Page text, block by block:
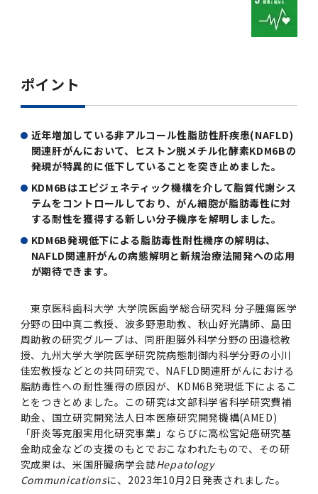
第3回『知と癒しの匠の創造者たち』
（第３期中期目標期間中）年度計画・年度評価
4．指定国立大学法人構想に関する進捗状況に
「複合領域コース｣｢編入学｣及び｢複数学士号｣
「複合領域コース」の履修者に係る「編入学」
及び「複数学士号」に関する実施細目
東京医科歯科大学規則集
その他の情報公開
研究不正の防止
会計監査人候補者の決定について
教育等の情報
動物実験等に関する情報
企業等からの資金提供状況の公表
女性活躍推進法による一般事業主行動計画
次世代育成支援対策推進法による一般事業主行
動計画
女性の活躍推進に向けた取り組み
東京医科歯科大学ダイバーシティ＆インクルー
東京医科歯科大学ダイバーシティ＆インクルー
ジョン推進宣言／基本方針／アクション・プラ
ン
女性活躍推進法による一般事業主行動計画
次世代育成支援対策推進法による一般事業主行
動計画
女性の活躍推進に向けた取り組み
次世代認定マーク「くるみん」を取得しました
（基準適合一般事業主認定）
わくわく保育園（学内保育施設）
研究テーマ検索システム
学生保険制度について
卒業後の進路データ
サークル紹介
大学祭
留学について
入試説明会
キャンパス見学 ※現在は受け付けておりませ
ん
ILA国府台 公開講座等のお知らせ
キャンパス紹介
入学料・授業料の免除・徴収猶予について
お問い合わせ
令和７年度（２０２５年度）総合知と癒しの次
世代フロントランナー育成プログラム（医歯学
（旧TMDU卓越大学院生制度）対象学生（秋入
学対象）の募集について
Call for Applications to Science Tokyo
SPRING（MD）Program for the 2024
Academic Year by Eligible Students
(*Autumn admission)
令和６年度（２０２４年度）総合知と癒しの次
世代フロントランナー育成プログラム（医歯学
系）「Science Tokyo SPRING (医歯学系)」
（旧TMDU卓越大学院生制度）対象学生（秋入
Call for Applications to TMDU-SPRING
Program (formerly the TMDU WISE
Program) for the 2024 Academic Year
令和6年度（2024年度）東京医科歯科大学
「TMDU-SPRING」対象学生の募集について
（※春入学対象）について
Call for Application to TMDU WISE
Exemption&Admission Fee Deferment）
た。
優秀賞募集について
ピアサポーター
証明書関係トップ
教養部在学生
医学部在学生
歯学部在学生
大学院在学生
附属学校在学生
障がいのある学生サポート
障がいのある学生サポートトップ
修学上の支援について
学生相談支援室
障害を理由とする差別の解消の推進に関する対
応要領
バリアフリーマップ
困りごと対策貸出グッズ
文部科学省からのお知らせ
令和７年度（２０２５年度）新入生向けPC購
入推奨仕様書
令和６年度（２０２４年度）東京医科歯科大学
「研究者早期育成コース」採用決定通知書授与
式を行いました。
令和５年度（２０２３年度）東京医科歯科大学
「研究者早期育成コース及び研究者養成コー
ス」採用決定通知書授与式を行いました。
令和４年度（２０２２年度）東京医科歯科大学
「研究者早期育成コース及び研究者養成コー
ス」採用決定通知書授与式を行いました。
学校推薦・求人情報について
学外就職支援イベント
インターンシップ
就職支援サイトリンク集
就職支援ガイド
外国人留学生の就職情報について
就職活動体験談について
OB・OG情報について
内定取り消しについて
進路届の提出について
卒業後の進路及び卒業者数
学生・女性支援センター
フィットネスルーム・売店
国立美術館キャンパスメンバーズ
台風等の自然災害や交通機関運休による休講措
Typhoons, and Transportation
Cancellation (for the Yushima area)
新入学の大学院生へ To New Graduate
Students
分野構成
医歯学総合研究科博士課程医歯学系専攻履修要
項（シラバス）
博士課程 国際連携専攻（ジョイント・ディグリ
博士課程 生命理工医療科学専攻
概要
分野構成
医歯学総合研究科博士課程生命理工学系専攻履
修要項（シラバス）
年報
年報トップ
2024年（25.7MB）
2023年（49.5MB）
2022年（38.1 MB）
2021年（PDF：71.9 MB）
2020年 （PDF：67.8MB）
2019年 （PDF：71.7MB）
2018年 （PDF：83.3MB）
統合教育機構学務企画課
セミナー・特別講義
セミナー・特別講義トップ
2026年度
2025年度
2023年度
2024年度
2022年度
設置計画履行状況報告書
教育研究分野組織、指導教員研究内容トップ
履修要項（大学院シラバス）保健衛生学研究科
統合教育機構学務企画課
設置計画履行状況報告書
年報
年報トップ
2024年（PDF：5.4MB）
2023年（PDF：4.5MB）
2022年（PDF：53.8 MB）
2021年（PDF：4.5 MB）
2020年 （PDF：4.6MB）
2019年 （PDF：5.2MB）
大学病院トップ
歯科（歯系診療部門）
スポーツサイエンス機構
統合教育機構
統合教育機構トップ
医学・歯学分野における数理・データサイエン
ス・AI教育開発事業
大学統合時の教育・学生生活について（受験生
向け）
Regarding education and student life after
the integration（For prospective
students）
大学統合時の教育・学生生活について（在学生
向け）
Regarding education and student life after
the integration (For current students)
統合研究機構・統合イノベーション機構
統合研究機構・統合イノベーション機構トップ
統合イノベーション機構トップ
医療ビッグデータによるトータル・ヘルスケア
イノベーション創出の基盤構築プロジェクト
オープンイノベーションセンター
ヘルスサイエンスR&Dセンター
若手研究者支援センター（統合研究機構）
研究基盤クラスター（統合研究機構）
研究基盤クラスター（統合研究機構）トップ
リサーチコアセンター
実験動物センター
先端医歯工学創成クラスター（統合研究機構）
先端医歯工学創成クラスター（統合研究機構）
トップ
統合研究機構から他部局へ異動したセンター
統合研究機構から他部局へ異動したセンタート
オープンイノベーションセンター
統合情報機構（図書館部門・ITセキュリティ部
門）
統合情報機構（図書館部門・ITセキュリティ部
門）トップ
ITヘルプデスク（学内専用サイト）
ITセキュリティ部門（学内専用サイト）
学生支援・保健管理機構
学生支援・保健管理機構トップ
保健管理センター
環境安全管理室
環境安全管理室トップ
広報部
ES細胞/iPS細胞を使用する実験(学内専用)
特定認定再生医療等委員会
臨床研究法における臨床研究の利益相反管理に
特定認定再生医療等委員会
ヒトES細胞倫理審査委員会
利益相反に関する説明会資料(ダウンロード)(学
内専用)
研究大学強化促進事業に関する情報・評価
ポイント
近年増加している非アルコール性脂肪性肝疾患(NAFLD)
関連肝がんにおいて、ヒストン脱メチル化酵素KDM6Bの
発現が特異的に低下していることを突き止めました。
KDM6Bはエピジェネティック機構を介して脂質代謝シス
テムをコントロールしており、がん細胞が脂肪毒性に対
する耐性を獲得する新しい分子機序を解明しました。
KDM6B発現低下による脂肪毒性耐性機序の解明は、
NAFLD関連肝がんの病態解明と新規治療法開発への応用
が期待できます。
東京医科歯科大学 大学院医歯学総合研究科 分子腫瘍医学
分野の田中真二教授、波多野恵助教、秋山好光講師、島田
周助教の研究グループは、同肝胆膵外科学分野の田邉稔教
授、九州大学大学院医学研究院病態制御内科学分野の小川
佳宏教授などとの共同研究で、NAFLD関連肝がんにおける
脂肪毒性への耐性獲得の原因が、KDM6B発現低下によるこ
とをつきとめました。この研究は文部科学省科学研究費補
助金、国立研究開発法人日本医療研究開発機構(AMED)
「肝炎等克服実用化研究事業」ならびに高松宮妃癌研究基
金助成金などの支援のもとでおこなわれたもので、その研
究成果は、米国肝臓病学会誌Hepatology
Communicationsに、2023年10月2日発表されました。